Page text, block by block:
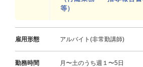
等）
雇用形態 アルバイト(非常勤講師)
勤務時間
月〜土のうち週１〜5日